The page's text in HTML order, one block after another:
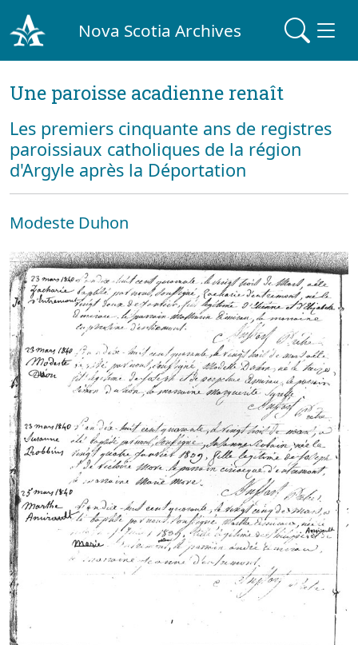
Nova Scotia Archives
Une paroisse acadienne renaît
Les premiers cinquante ans de registres
paroissiaux catholiques de la région
d'Argyle après la Déportation
Modeste Duhon